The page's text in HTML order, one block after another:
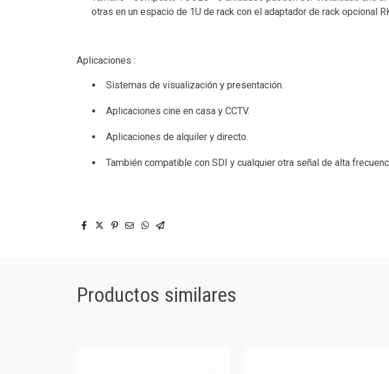
otras en un espacio de 1U de rack con el adaptador de rack opcional
Aplicaciones :
Sistemas de visualización y presentación.
Aplicaciones cine en casa y CCTV.
Aplicaciones de alquiler y directo.
También compatible con SDI y cualquier otra señal de alta
Productos similares